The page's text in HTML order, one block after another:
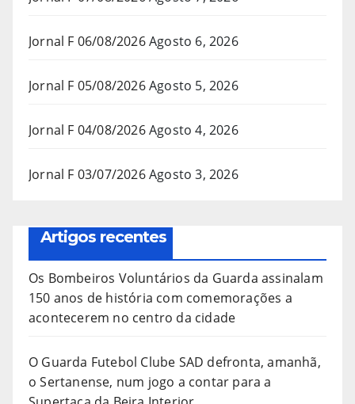
Jornal F 06/08/2026Agosto 6, 2026
Jornal F 05/08/2026Agosto 5, 2026
Jornal F 04/08/2026Agosto 4, 2026
Jornal F 03/07/2026Agosto 3, 2026
Artigos recentes
Os Bombeiros Voluntários da Guarda assinalam
150 anos de história com comemorações a
acontecerem no centro da cidade
O Guarda Futebol Clube SAD defronta, amanhã,
o Sertanense, num jogo a contar para a